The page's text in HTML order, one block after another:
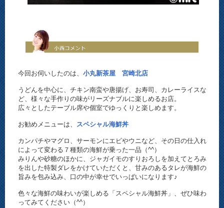
今回お伺いしたのは、小丸新茶屋 宮崎北店
うどんを中心に、チキン南蛮や唐揚げ、お寿司、カレーライスな
ど、様々な手作りの味がリーズナブルに楽しめるお店。
広々としたテーブル席や個室でゆっくりと楽しめます。
お勧めメニューは、 スペシャル海鮮丼
カンパチやマグロ、サーモンにエビやウニなど、その日の仕入れ
によって変わる７種類の海鮮が乗った一品（^^）
みりんや砂糖のほかに、ジャガイモのすりおろしを加えてとろみ
を出した特製ダレをかけていただくと、甘みのあるタレが海鮮の
旨みを包み込み、口の中が幸せでいっぱいになります♪
色々な海鮮の味わいが楽しめる「スペシャル海鮮丼」、ぜひ味わ
ってみてください（^^）